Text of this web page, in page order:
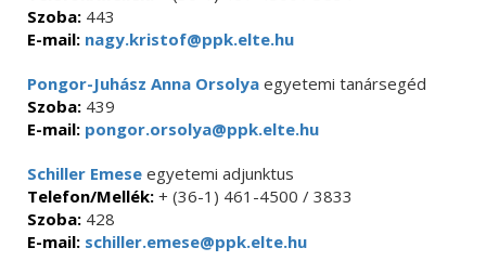
Szoba: 443
E-mail: nagy.kristof@ppk.elte.hu
Pongor-Juhász Anna Orsolya egyetemi tanársegéd
Szoba: 439
E-mail: pongor.orsolya@ppk.elte.hu
Schiller Emese egyetemi adjunktus
Telefon/Mellék: + (36-1) 461-4500 / 3833
Szoba: 428
E-mail: schiller.emese@ppk.elte.hu